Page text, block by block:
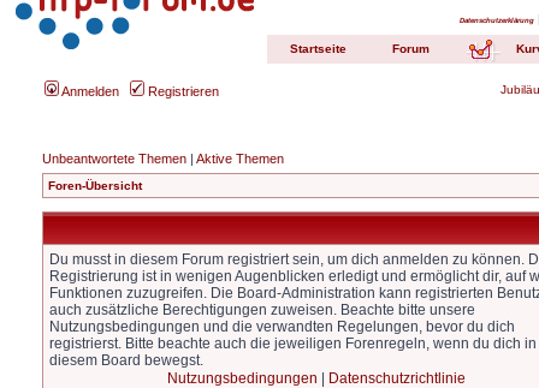
Datenschutzerklärung
Startseite Forum
Anmelden Registrieren
Unbeantwortete Themen | Aktive Themen
Foren-Übersicht
Du musst in diesem Forum registriert sein, um dich anmelden zu können.
Registrierung ist in wenigen Augenblicken erledigt und ermöglicht dir, auf
Funktionen zuzugreifen. Die Board-Administration kann registrierten
auch zusätzliche Berechtigungen zuweisen. Beachte bitte unsere
Nutzungsbedingungen und die verwandten Regelungen, bevor du dich
registrierst. Bitte beachte auch die jeweiligen Forenregeln, wenn du dich in
diesem Board bewegst.
Nutzungsbedingungen
Datenschutzrichtlinie